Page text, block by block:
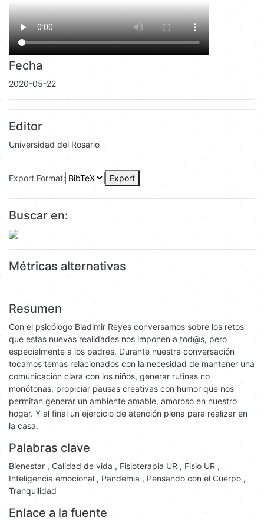
Fecha
2020-05-22
Editor
Universidad del Rosario
Export Format: Export
Buscar en:
Métricas alternativas
Resumen
Con el psicólogo Bladimir Reyes conversamos sobre los retos
que estas nuevas realidades nos imponen a tod@s, pero
especialmente a los padres. Durante nuestra conversación
tocamos temas relacionados con la necesidad de mantener una
comunicación clara con los niños, generar rutinas no
monótonas, propiciar pausas creativas con humor que nos
permitan generar un ambiente amable, amoroso en nuestro
hogar. Y al final un ejercicio de atención plena para realizar en
la casa.
Palabras clave
Bienestar , Calidad de vida , Fisioterapia UR , Fisio UR ,
Inteligencia emocional , Pandemia , Pensando con el Cuerpo ,
Tranquilidad
Enlace a la fuente